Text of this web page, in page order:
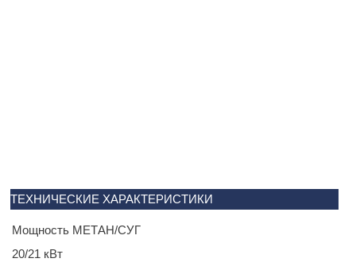
ТЕХНИЧЕСКИЕ ХАРАКТЕРИСТИКИ
Мощность МЕТАН/СУГ
20/21 кВт